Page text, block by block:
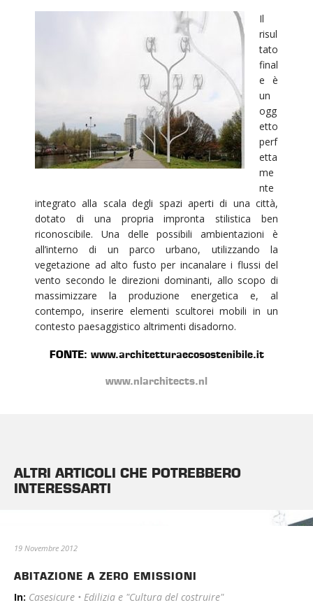
Il
risul
tato
final
e è
un
ogg
etto
perf
etta
me
nte
integrato alla scala degli spazi aperti di una città,
dotato di una propria impronta stilistica ben
riconoscibile. Una delle possibili ambientazioni è
all’interno di un parco urbano, utilizzando la
vegetazione ad alto fusto per incanalare i flussi del
vento secondo le direzioni dominanti, allo scopo di
massimizzare la produzione energetica e, al
contempo, inserire elementi scultorei mobili in un
contesto paesaggistico altrimenti disadorno.
FONTE: www.architetturaecosostenibile.it
www.nlarchitects.nl
ALTRI ARTICOLI CHE POTREBBERO
INTERESSARTI
19 Novembre 2012
ABITAZIONE A ZERO EMISSIONI
In: Casesicure • Edilizia e "Cultura del costruire"